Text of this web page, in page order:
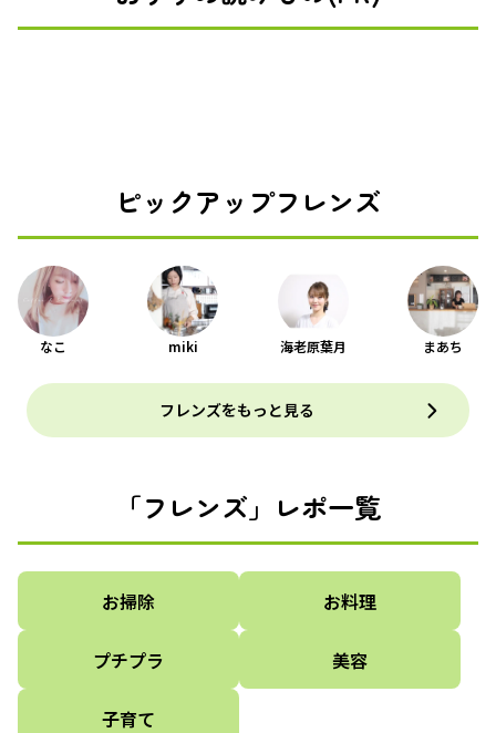
ピックアップフレンズ
なこ miki 海老原葉月 まあち
フレンズをもっと見る
「フレンズ」レポ一覧
お掃除 お料理
プチプラ 美容
子育て